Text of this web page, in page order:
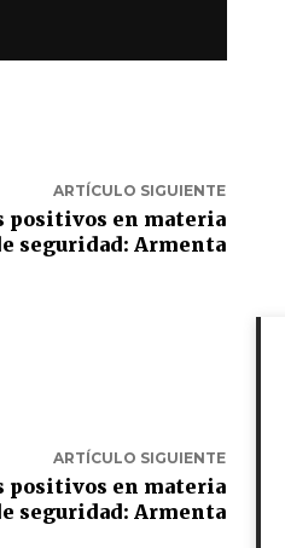
ARTÍCULO SIGUIENTE
positivos en materia
seguridad: Armenta
ARTÍCULO SIGUIENTE
positivos en materia
seguridad: Armenta